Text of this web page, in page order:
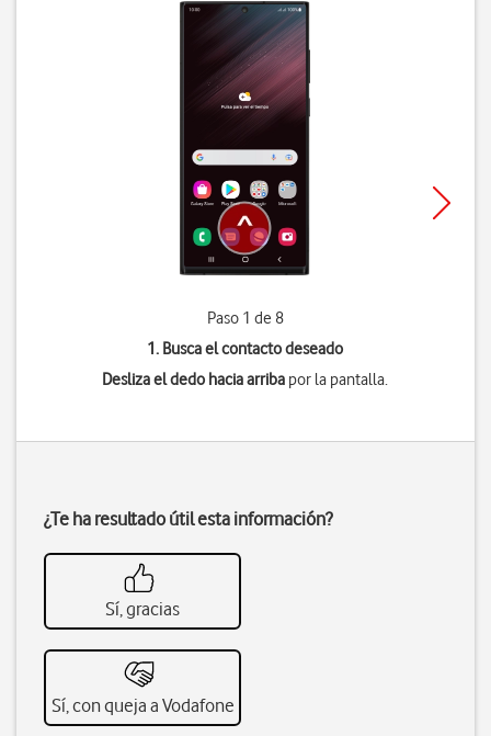
Paso 1 de 8
1. Busca el contacto deseado
Desliza el dedo hacia arriba por la pantalla.
¿Te ha resultado útil esta información?
Sí, gracias
Sí, con queja a Vodafone